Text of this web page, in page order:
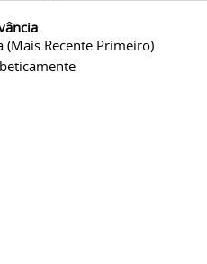
(mais Recente Primeiro)